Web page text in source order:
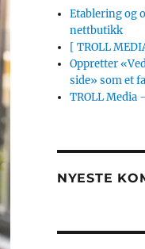
Etablering og
nettbutikk
[ TROLL
Oppretter
side» som et
TROLL Media
NYESTE